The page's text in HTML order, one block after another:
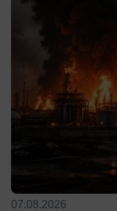
07.08.2026